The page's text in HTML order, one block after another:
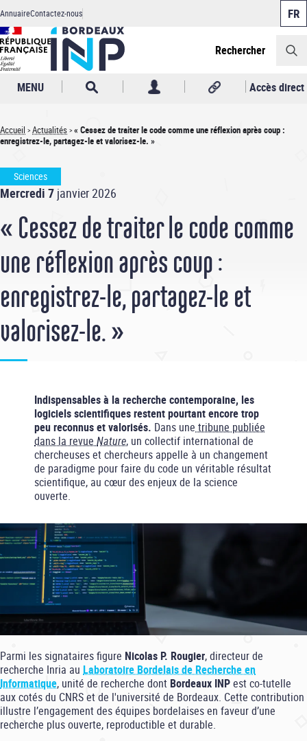
Aller
au
contenu
principal
Header
AnnuaireContactez-nous
Rechercher
MENU Accès direct
Fil
d'Ariane
Accueil Actualités « Cessez de traiter le code comme une réflexion après coup :
enregistrez-le, partagez-le et valorisez-le. »
Sciences
Mercredi 7 janvier 2026
« Cessez de traiter le code comme
une réflexion après coup :
enregistrez-le, partagez-le et
valorisez-le. »
Indispensables à la recherche contemporaine, les
logiciels scientifiques restent pourtant encore trop
peu reconnus et valorisés. Dans une tribune publiée
dans la revue Nature, un collectif international de
chercheuses et chercheurs appelle à un changement
de paradigme pour faire du code un véritable résultat
scientifique, au cœur des enjeux de la science
ouverte.
Parmi les signataires figure Nicolas P. Rougier, directeur de
recherche Inria au Laboratoire Bordelais de Recherche en
Informatique, unité de recherche dont Bordeaux INPest co-tutelle
aux cotés du CNRS et de l'université de Bordeaux. Cette contribution
illustre l’engagement des équipes bordelaises en faveur d’une
recherche plus ouverte, reproductible et durable.
Panneau de gestion des cookies